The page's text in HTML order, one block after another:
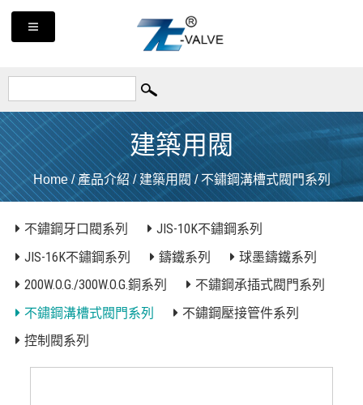
建築用閥
Home/產品介紹/建築用閥/不鏽鋼溝槽式閥門系列
不鏽鋼牙口閥系列
JIS-10K不鏽鋼系列
JIS-16K不鏽鋼系列
鑄鐵系列
球墨鑄鐵系列
200W.O.G./300W.O.G.銅系列
不鏽鋼承插式閥門系列
不鏽鋼溝槽式閥門系列
不鏽鋼壓接管件系列
控制閥系列